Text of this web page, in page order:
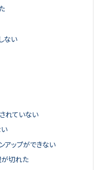
ない
れていない
アップができない
が切れた